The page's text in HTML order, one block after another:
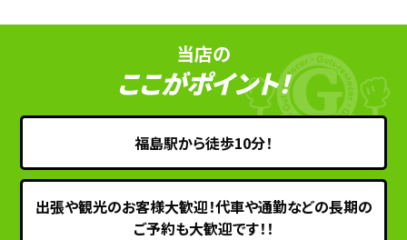
当店の
ここがポイント！
福島駅から徒歩10分！
出張や観光のお客様大歓迎！代車や通勤などの長期の
ご予約も大歓迎です！！